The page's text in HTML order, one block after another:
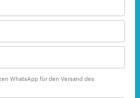
WhatsApp für den Versand des